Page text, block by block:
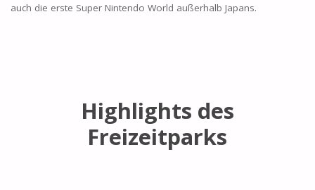
auch die erste Super Nintendo World außerhalb Japans.
Highlights des
Freizeitparks